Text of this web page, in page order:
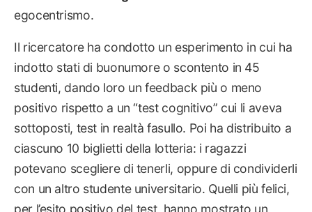
egocentrismo.
Il ricercatore ha condotto un esperimento in cui ha
indotto stati di buonumore o scontento in 45
studenti, dando loro un feedback più o meno
positivo rispetto a un “test cognitivo” cui li aveva
sottoposti, test in realtà fasullo. Poi ha distribuito a
ciascuno 10 biglietti della lotteria: i ragazzi
potevano scegliere di tenerli, oppure di condividerli
con un altro studente universitario. Quelli più felici,
per l’esito positivo del test, hanno mostrato un